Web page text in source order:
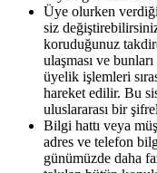
Üye olurken
siz
koruduğunuz
ulaşması ve
üyelik işlemleri
hareket edilir. Bu
uluslararası bir
Bilgi hattı veya
adres ve telefon
günümüzde daha